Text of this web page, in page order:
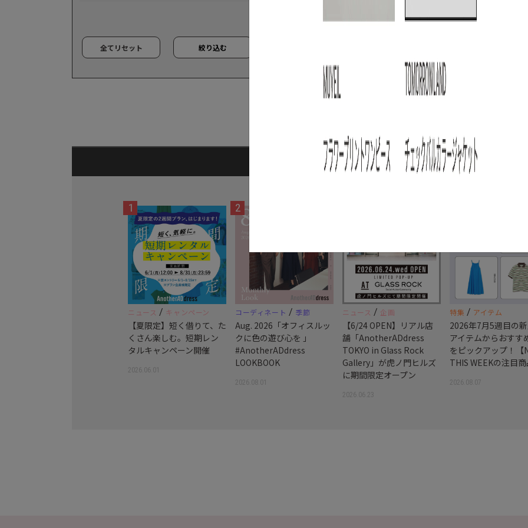
全てリセット 絞り込む
ARTICLE RANKING
1
ニュース / キャンペーン
【夏限定】短く借りて、た
くさん楽しむ。短期レン
タルキャンペーン開催
2026.06.01
2
コーディネート / 季節
Aug. 2026「オフィスルッ
クに色の遊び心を 」
#AnotherADdress
LOOKBOOK
2026.08.01
ニュース / 企画
【6/24 OPEN】リアル店
舗「AnotherADdress
TOKYO in Glass Rock
Gallery」が虎ノ門ヒルズ
に期間限定オープン
2026.06.23
特集 / アイテム
2026年7月5週目の
アイテムからおすす
をピックアップ！【
THIS WEEKの注目
2026.08.07